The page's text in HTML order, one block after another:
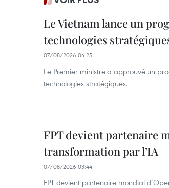
Le Vietnam lance un
technologies
07/08/2026 04:25
Le Premier ministre a approuvé un
technologies stratégiques.
FPT devient partenaire
transformation par l’IA
07/08/2026 03:44
FPT devient partenaire mondial